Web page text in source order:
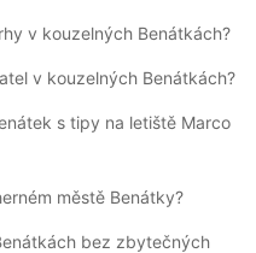
v kouzelných Benátkách?
v kouzelných Benátkách?
s tipy na letiště Marco
městě Benátky?
bez zbytečných